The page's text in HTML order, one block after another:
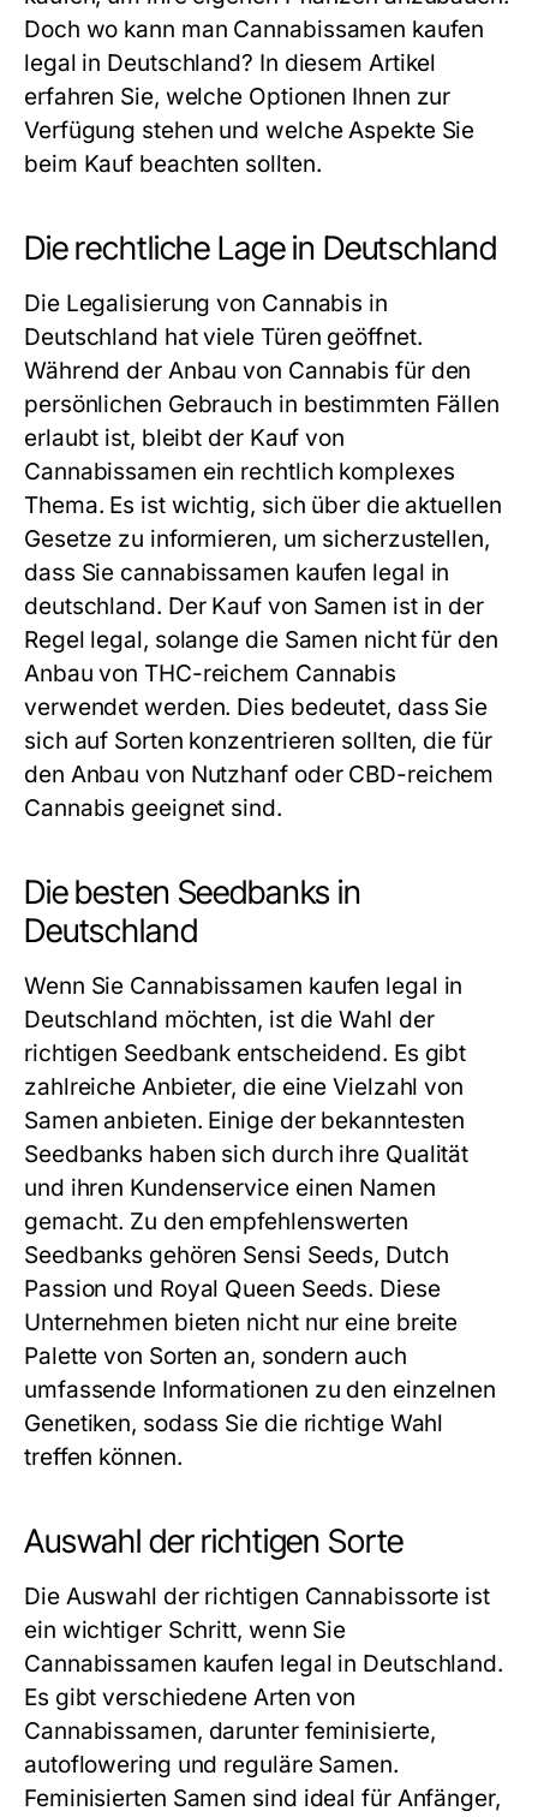
Doch wo kann man Cannabissamen kaufen
legal in Deutschland? In diesem Artikel
erfahren Sie, welche Optionen Ihnen zur
Verfügung stehen und welche Aspekte Sie
beim Kauf beachten sollten.
Die rechtliche Lage in Deutschland
Die Legalisierung von Cannabis in
Deutschland hat viele Türen geöffnet.
Während der Anbau von Cannabis für den
persönlichen Gebrauch in bestimmten Fällen
erlaubt ist, bleibt der Kauf von
Cannabissamen ein rechtlich komplexes
Thema. Es ist wichtig, sich über die aktuellen
Gesetze zu informieren, um sicherzustellen,
dass Sie cannabissamen kaufen legal in
deutschland. Der Kauf von Samen ist in der
Regel legal, solange die Samen nicht für den
Anbau von THC-reichem Cannabis
verwendet werden. Dies bedeutet, dass Sie
sich auf Sorten konzentrieren sollten, die für
den Anbau von Nutzhanf oder CBD-reichem
Cannabis geeignet sind.
Die besten Seedbanks in
Deutschland
Wenn Sie Cannabissamen kaufen legal in
Deutschland möchten, ist die Wahl der
richtigen Seedbank entscheidend. Es gibt
zahlreiche Anbieter, die eine Vielzahl von
Samen anbieten. Einige der bekanntesten
Seedbanks haben sich durch ihre Qualität
und ihren Kundenservice einen Namen
gemacht. Zu den empfehlenswerten
Seedbanks gehören Sensi Seeds, Dutch
Passion und Royal Queen Seeds. Diese
Unternehmen bieten nicht nur eine breite
Palette von Sorten an, sondern auch
umfassende Informationen zu den einzelnen
Genetiken, sodass Sie die richtige Wahl
treffen können.
Auswahl der richtigen Sorte
Die Auswahl der richtigen Cannabissorte ist
ein wichtiger Schritt, wenn Sie
Cannabissamen kaufen legal in Deutschland.
Es gibt verschiedene Arten von
Cannabissamen, darunter feminisierte,
autoflowering und reguläre Samen.
Feminisierten Samen sind ideal für Anfänger,